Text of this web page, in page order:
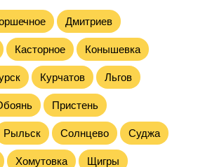
Дмитриев
Касторное Конышевка
Курчатов Льгов
Пристень
Рыльск Солнцево Суджа
Хомутовка Щигры